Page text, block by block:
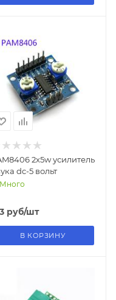
2х5w усилитель
dc-5 вольт
Много
руб/шт
В КОРЗИНУ